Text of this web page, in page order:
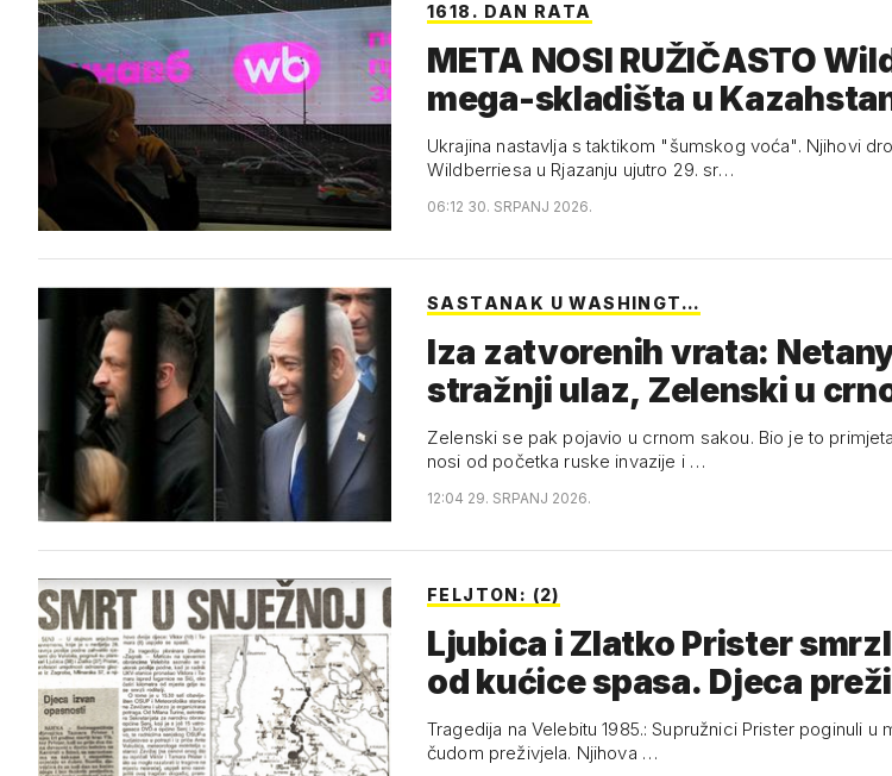
1618. DAN RATA
META NOSI RUŽIČASTO
mega-skladišta u
Ukrajina nastavlja s taktikom "šumskog voća". Njihovi
Wildberriesa u Rjazanju ujutro 29. sr…
06:12 30. SRPANJ 2026.
SASTANAK U WASHINGT…
Iza zatvorenih vrata:
stražnji ulaz, Zelenski u
Zelenski se pak pojavio u crnom sakou. Bio je to
nosi od početka ruske invazije i …
12:04 29. SRPANJ 2026.
FELJTON: (2)
Ljubica i Zlatko Prister
od kućice spasa. Djeca
Tragedija na Velebitu 1985.: Supružnici Prister poginuli u
čudom preživjela. Njihova …